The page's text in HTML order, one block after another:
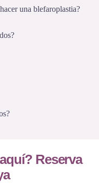
una blefaroplastia?
Reserva